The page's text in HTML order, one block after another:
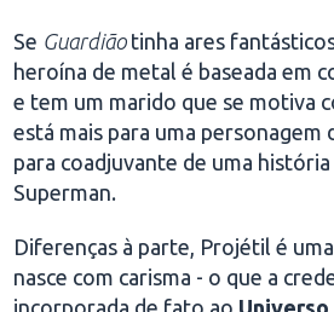
Se Guardiãotinha ares
heroína de metal é baseada em
e tem um marido que se motiva
está mais para uma personagem
para coadjuvante de uma história
Superman.
Diferenças à parte, Projétil é
nasce com carisma - o que a
incorporada de fato ao Universo